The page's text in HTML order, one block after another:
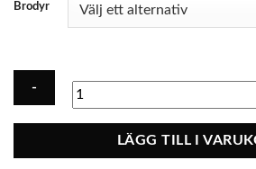
Brodyr
LÄGG TILL I